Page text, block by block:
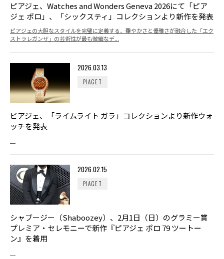
ピアジェ、Watches and Wonders Geneva 2026にて「ピア
ジェ ポロ」、「シックスティ」コレクションより新作を発表
ピアジェの大胆なスタイルを完璧に定義する、華やかさと優雅さが融合した「エク
ストラレガンザ」の芸術性が最も微細なデ...
2026.03.13
PIAGET
ピアジェ、「ライムライト ガラ」コレクションより新作ウォ
ッチを発表
2026.02.15
PIAGET
シャブージー（Shaboozey）、2月1日（日）のグラミー賞
プレミア・セレモニーで新作『ピアジェ ポロ 79 ツートー
ン』を着用